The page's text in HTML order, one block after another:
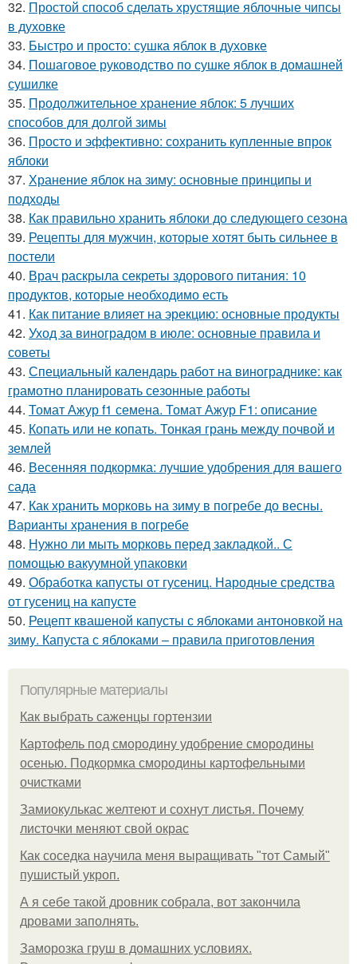
32. Простой способ сделать хрустящие яблочные чипсы
в духовке
33. Быстро и просто: сушка яблок в духовке
34. Пошаговое руководство по сушке яблок в домашней
сушилке
35. Продолжительное хранение яблок: 5 лучших
способов для долгой зимы
36. Просто и эффективно: сохранить купленные впрок
яблоки
37. Хранение яблок на зиму: основные принципы и
подходы
38. Как правильно хранить яблоки до следующего сезона
39. Рецепты для мужчин, которые хотят быть сильнее в
постели
40. Врач раскрыла секреты здорового питания: 10
продуктов, которые необходимо есть
41. Как питание влияет на эрекцию: основные продукты
42. Уход за виноградом в июле: основные правила и
советы
43. Специальный календарь работ на винограднике: как
грамотно планировать сезонные работы
44. Томат Ажур f1 семена. Томат Ажур F1: описание
45. Копать или не копать. Тонкая грань между почвой и
землей
46. Весенняя подкормка: лучшие удобрения для вашего
сада
47. Как хранить морковь на зиму в погребе до весны.
Варианты хранения в погребе
48. Нужно ли мыть морковь перед закладкой.. С
помощью вакуумной упаковки
49. Обработка капусты от гусениц. Народные средства
от гусениц на капусте
50. Рецепт квашеной капусты с яблоками антоновкой на
зиму. Капуста с яблоками – правила приготовления
Популярные материалы
Как выбрать саженцы гортензии
Картофель под смородину удобрение смородины
осенью. Подкормка смородины картофельными
очистками
Замиокулькас желтеют и сохнут листья. Почему
листочки меняют свой окрас
Как соседка научила меня выращивать "тот Самый"
пушистый укроп.
А я себе такой дровник собрала, вот закончила
дровами заполнять.
Заморозка груш в домашних условиях.